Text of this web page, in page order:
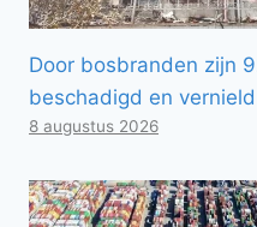
Door bosbranden zijn
beschadigd en vernield
8 augustus 2026